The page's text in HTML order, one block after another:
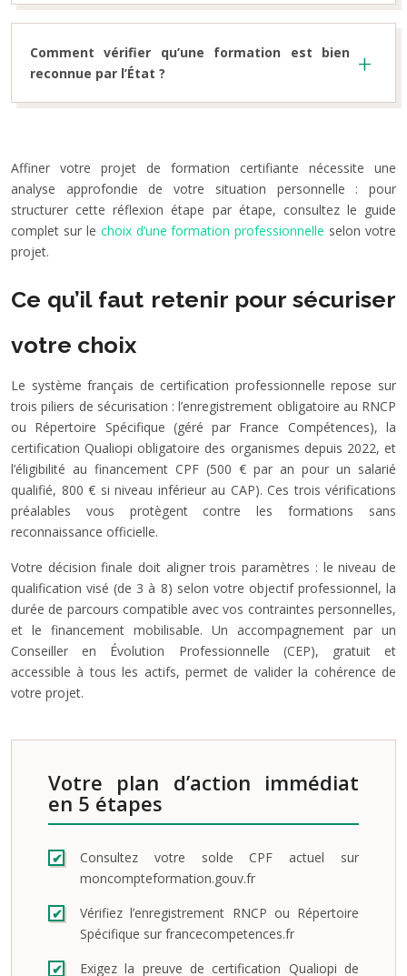
Comment vérifier qu’une formation est bien
reconnue par l’État ?
Affiner votre projet de formation certifiante nécessite une
analyse approfondie de votre situation personnelle : pour
structurer cette réflexion étape par étape, consultez le guide
complet sur le choix d’une formation professionnelle selon votre
projet.
Ce qu’il faut retenir pour sécuriser
votre choix
Le système français de certification professionnelle repose sur
trois piliers de sécurisation : l’enregistrement obligatoire au RNCP
ou Répertoire Spécifique (géré par France Compétences), la
certification Qualiopi obligatoire des organismes depuis 2022, et
l’éligibilité au financement CPF (500 € par an pour un salarié
qualifié, 800 € si niveau inférieur au CAP). Ces trois vérifications
préalables vous protègent contre les formations sans
reconnaissance officielle.
Votre décision finale doit aligner trois paramètres : le niveau de
qualification visé (de 3 à 8) selon votre objectif professionnel, la
durée de parcours compatible avec vos contraintes personnelles,
et le financement mobilisable. Un accompagnement par un
Conseiller en Évolution Professionnelle (CEP), gratuit et
accessible à tous les actifs, permet de valider la cohérence de
votre projet.
Votre plan d’action immédiat
en 5 étapes
Consultez votre solde CPF actuel sur
moncompteformation.gouv.fr
Vérifiez l’enregistrement RNCP ou Répertoire
Spécifique sur francecompetences.fr
Exigez la preuve de certification Qualiopi de